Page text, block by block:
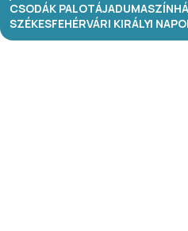
CSODÁK PALOTÁJA
SZÉKESFEHÉRVÁRI KIRÁLYI